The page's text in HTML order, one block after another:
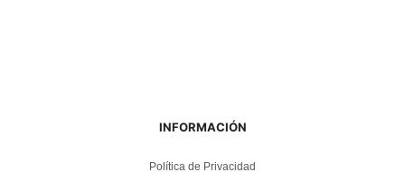
INFORMACIÓN
Política de Privacidad